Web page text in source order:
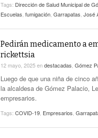
Tags: Dirección de Salud Municipal de
Escuelas fumigación Garrapatas José
Pedirán medicamento a
rickettsia
12 mayo, 2025endestacadas Gómez
Luego de que una niña de cinco
la alcaldesa de Gómez Palacio,
empresarios.
Tags: COVID-19 Empresarios